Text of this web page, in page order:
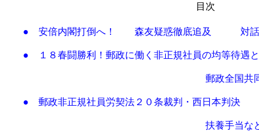
目次
● 安倍内閣打倒へ！ 森友疑惑徹底追及 対話
● １８春闘勝利！郵政に働く非正規社員の均等待遇
郵政全国共同会議が春
● 郵政非正規社員労契法２０条裁判・西日本判決
扶養手当など認め